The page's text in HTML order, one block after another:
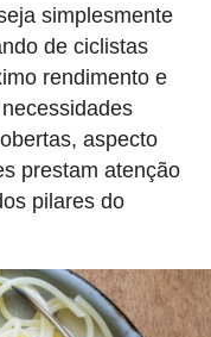
simplesmente
de ciclistas
rendimento e
aspecto
prestam atenção
pilares do